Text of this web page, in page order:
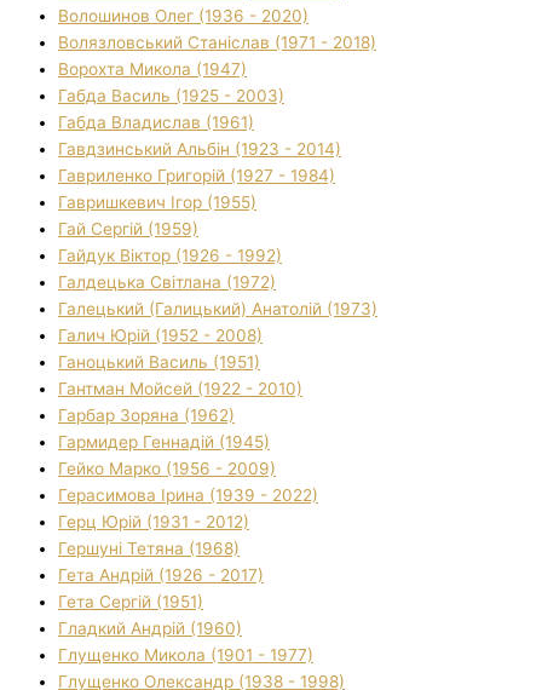
Волошинов Олег (1936 - 2020)
Волязловський Станіслав (1971 - 2018)
Ворохта Микола (1947)
Габда Василь (1925 - 2003)
Габда Владислав (1961)
Гавдзинський Альбін (1923 - 2014)
Гавриленко Григорій (1927 - 1984)
Гавришкевич Ігор (1955)
Гай Сергій (1959)
Гайдук Віктор (1926 - 1992)
Галдецька Світлана (1972)
Галецький (Галицький) Анатолій (1973)
Галич Юрій (1952 - 2008)
Ганоцький Василь (1951)
Гантман Мойсей (1922 - 2010)
Гарбар Зоряна (1962)
Гармидер Геннадій (1945)
Гейко Марко (1956 - 2009)
Герасимова Ірина (1939 - 2022)
Герц Юрій (1931 - 2012)
Гершуні Тетяна (1968)
Гета Андрій (1926 - 2017)
Гета Сергій (1951)
Гладкий Андрій (1960)
Глущенко Микола (1901 - 1977)
Глущенко Олександр (1938 - 1998)